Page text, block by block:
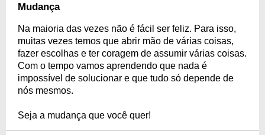
Mudança
Na maioria das vezes não é fácil ser feliz. Para isso,
muitas vezes temos que abrir mão de várias coisas,
fazer escolhas e ter coragem de assumir várias coisas.
Com o tempo vamos aprendendo que nada é
impossível de solucionar e que tudo só depende de
nós mesmos.
Seja a mudança que você quer!